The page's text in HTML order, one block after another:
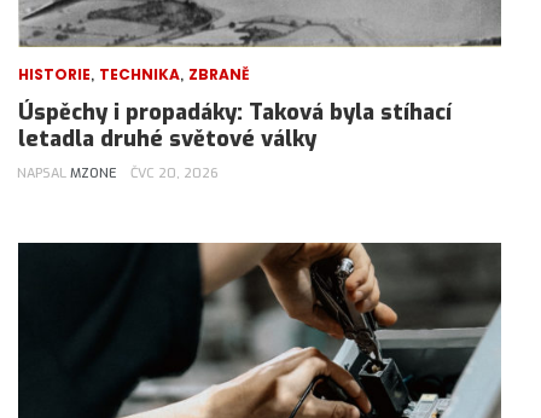
HISTORIE, TECHNIKA, ZBRANĚ
Úspěchy i propadáky: Taková byla stíhací
letadla druhé světové války
NAPSAL MZONE ČVC 20, 2026